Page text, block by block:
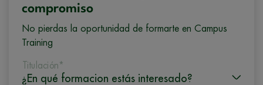
compromiso
No pierdas la oportunidad de formarte en Campus
Training
Titulación*